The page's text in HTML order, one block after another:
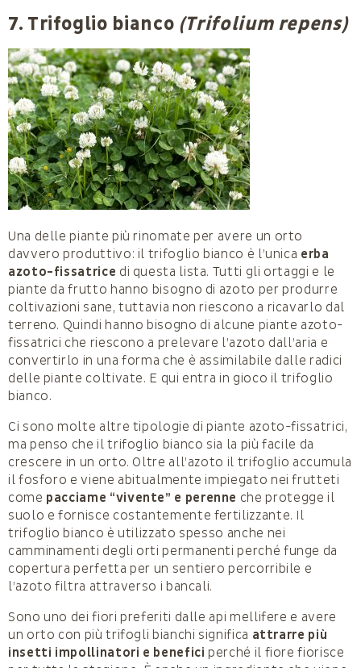
7. Trifoglio bianco (Trifolium repens)
Una delle piante più rinomate per avere un orto
davvero produttivo: il trifoglio bianco è l’unica erba
azoto-fissatrice di questa lista. Tutti gli ortaggi e le
piante da frutto hanno bisogno di azoto per produrre
coltivazioni sane, tuttavia non riescono a ricavarlo dal
terreno. Quindi hanno bisogno di alcune piante azoto-
fissatrici che riescono a prelevare l’azoto dall’aria e
convertirlo in una forma che è assimilabile dalle radici
delle piante coltivate. E qui entra in gioco il trifoglio
bianco.
Ci sono molte altre tipologie di piante azoto-fissatrici,
ma penso che il trifoglio bianco sia la più facile da
crescere in un orto. Oltre all’azoto il trifoglio accumula
il fosforo e viene abitualmente impiegato nei frutteti
come pacciame “vivente” e perenne che protegge il
suolo e fornisce costantemente fertilizzante. Il
trifoglio bianco è utilizzato spesso anche nei
camminamenti degli orti permanenti perché funge da
copertura perfetta per un sentiero percorribile e
l’azoto filtra attraverso i bancali.
Sono uno dei fiori preferiti dalle api mellifere e avere
un orto con più trifogli bianchi significa attrarre più
insetti impollinatori e benefici perché il fiore fiorisce